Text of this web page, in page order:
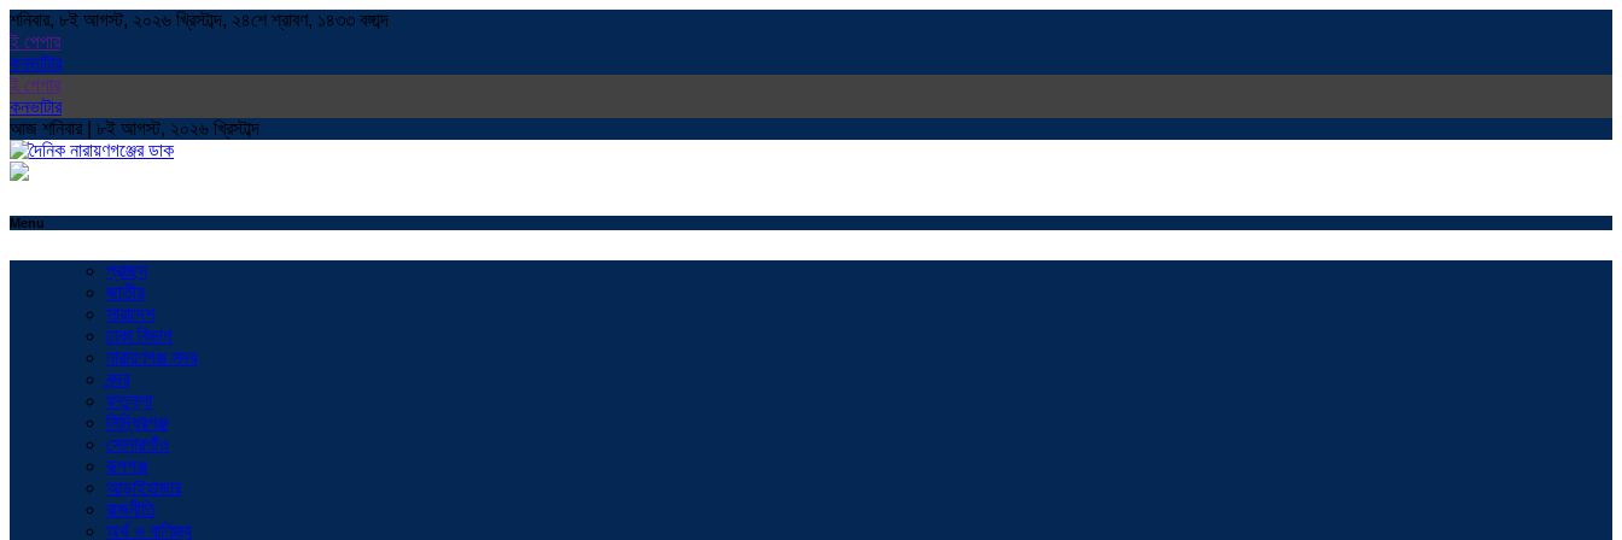
শনিবার, ৮ই আগস্ট, ২০২৬ খ্রিস্টাব্দ, ২৪শে শ্রাবণ, ১৪৩৩ বঙ্গাব্দ
ই পেপার
কনভাটার
ই পেপার
কনভাটার
আজ শনিবার | ৮ই আগস্ট, ২০২৬ খ্রিস্টাব্দ
Menu
প্রচ্ছদ
জাতীয়
সারাদেশ
ঢাকা বিভাগ
নারায়ণগঞ্জ সদর
বন্দর
ফতুল্লা
সিদ্ধিরগঞ্জ
সোনারগাঁও
রূপগঞ্জ
আড়াইহাজার
রাজনীতি
অর্থ ও বাণিজ্য